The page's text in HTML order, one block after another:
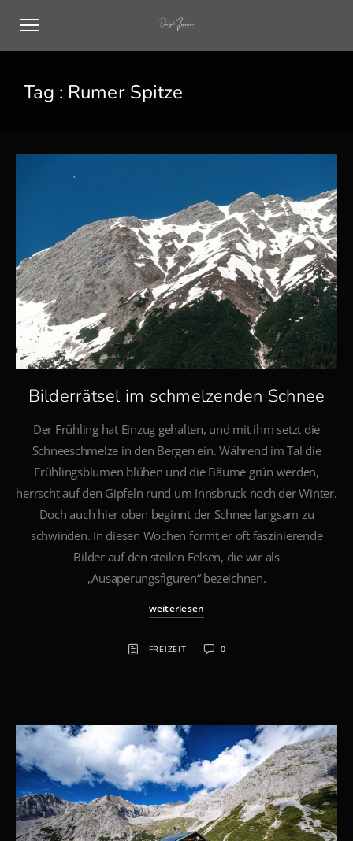
Tag : Rumer Spitze
Bilderrätsel im schmelzenden Schnee
Der Frühling hat Einzug gehalten, und mit ihm setzt die
Schneeschmelze in den Bergen ein. Während im Tal die
Frühlingsblumen blühen und die Bäume grün werden,
herrscht auf den Gipfeln rund um Innsbruck noch der Winter.
Doch auch hier oben beginnt der Schnee langsam zu
schwinden. In diesen Wochen formt er oft faszinierende
Bilder auf den steilen Felsen, die wir als
„Ausaperungsfiguren“ bezeichnen.
weiterlesen
FREIZEIT 0